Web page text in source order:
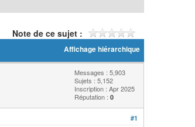
Note de ce sujet :
Affichage hiérarchique
Messages : 5,903
Sujets : 5,152
Inscription : Apr 2025
Réputation : 0
#1